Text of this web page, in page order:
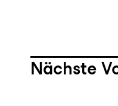
Nächste